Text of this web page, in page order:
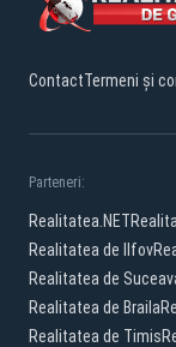
ContactTermeni și
Parteneri:
Realitatea.NET
Realitatea de Ilfov
Realitatea de
Realitatea de Braila
Realitatea de Timis